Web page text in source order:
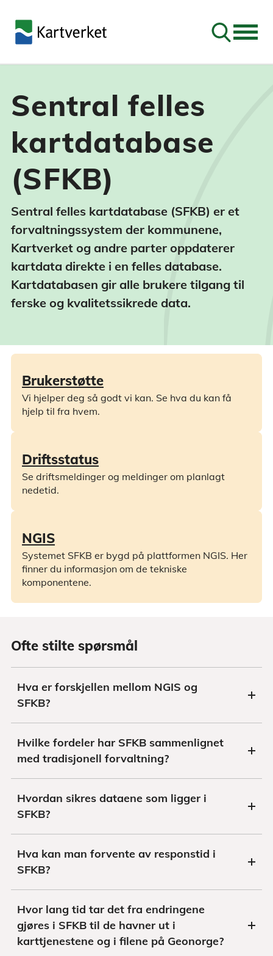
Søk
Sentral felles
kartdatabase
(SFKB)
Sentral felles kartdatabase (SFKB) er et
forvaltningssystem der kommunene,
Kartverket og andre parter oppdaterer
kartdata direkte i en felles database.
Kartdatabasen gir alle brukere tilgang til
ferske og kvalitetssikrede data.
Brukerstøtte
Vi hjelper deg så godt vi kan. Se hva du kan få
hjelp til fra hvem.
Driftsstatus
Se driftsmeldinger og meldinger om planlagt
nedetid.
NGIS
Systemet SFKB er bygd på plattformen NGIS. Her
finner du informasjon om de tekniske
komponentene.
Ofte stilte spørsmål
Hva er forskjellen mellom NGIS og
SFKB?
Hvilke fordeler har SFKB sammenlignet
med tradisjonell forvaltning?
Hvordan sikres dataene som ligger i
SFKB?
Hva kan man forvente av responstid i
SFKB?
Hvor lang tid tar det fra endringene
gjøres i SFKB til de havner ut i
karttjenestene og i filene på Geonorge?